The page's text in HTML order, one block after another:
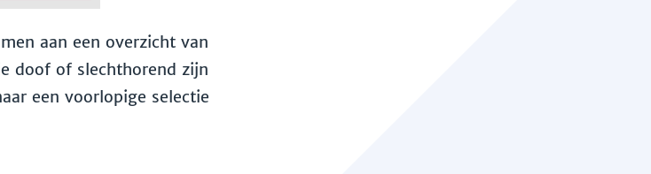
aan een overzicht van
doof of slechthorend zijn
een voorlopige selectie